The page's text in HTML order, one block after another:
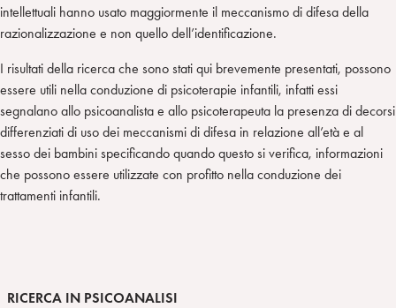
intellettuali hanno usato maggiormente il meccanismo di difesa della
razionalizzazione e non quello dell’identificazione.
I risultati della ricerca che sono stati qui brevemente presentati, possono
essere utili nella conduzione di psicoterapie infantili, infatti essi
segnalano allo psicoanalista e allo psicoterapeuta la presenza di decorsi
differenziati di uso dei meccanismi di difesa in relazione all’età e al
sesso dei bambini specificando quando questo si verifica, informazioni
che possono essere utilizzate con profitto nella conduzione dei
trattamenti infantili.
RICERCA IN PSICOANALISI